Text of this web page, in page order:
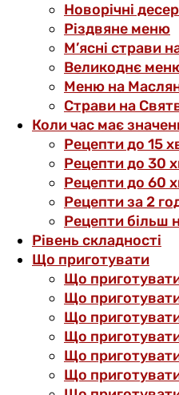
Новорічні
Різдвяне меню
М’ясні страви
Великоднє
Меню на
Страви на
Коли час має
Рецепти до 15
Рецепти до 30
Рецепти до 60
Рецепти за 2
Рецепти більш
Рівень складності
Що приготувати
Що
Що
Що
Що приготувати
Що
Що